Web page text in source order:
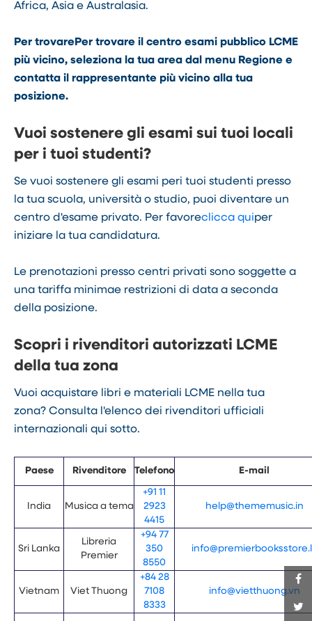
Africa, Asia e Australasia.
Per trovarePer trovare il centro esami pubblico LCME
più vicino, seleziona la tua area dal menu Regione e
contatta il rappresentante più vicino alla tua
posizione.
Vuoi sostenere gli esami sui tuoi locali
per i tuoi studenti?
Se vuoi sostenere gli esami peri tuoi studenti presso
la tua scuola, università o studio, puoi diventare un
centro d'esame privato. Per favoreclicca quiper
iniziare la tua candidatura.
Le prenotazioni presso centri privati ​​sono soggette a
una tariffa minimae restrizioni di data a seconda
della posizione.
Scopri i rivenditori autorizzati LCME
della tua zona
Vuoi acquistare libri e materiali LCME nella tua
zona? Consulta l'elenco dei rivenditori ufficiali
internazionali qui sotto.
Paese Rivenditore Telefono E-mail
India Musica a tema
+91 11
2923
4415
help@thememusic.in
Sri Lanka
Libreria
Premier
+94 77
350
8550
Vietnam Viet Thuong
+84 28
7108
8333
info@vietthuong.vn